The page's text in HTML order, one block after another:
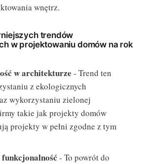
wnętrz.
trendów
w projektowaniu domów na rok
w architekturze - Trend ten
z ekologicznych
wykorzystaniu zielonej
takie jak projekty domów
projekty w pełni zgodne z tym
- To powrót do